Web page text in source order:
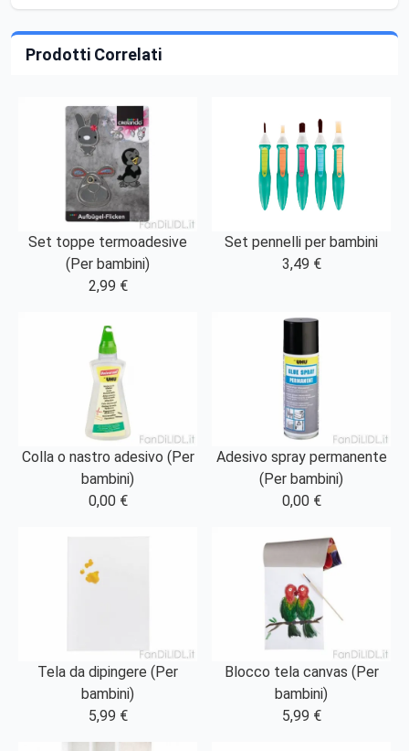
Prodotti Correlati
Set toppe termoadesive
(Per bambini)
2,99 €
Set pennelli per bambini
3,49 €
Colla o nastro adesivo (Per
bambini)
0,00 €
Adesivo spray permanente
(Per bambini)
0,00 €
Tela da dipingere (Per
bambini)
5,99 €
Blocco tela canvas (Per
bambini)
5,99 €